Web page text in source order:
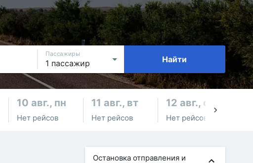
Пассажиры
Найти
10 авг., пн
Нет рейсов
11 авг., вт
Нет рейсов
12 авг., ср
Нет рейсов
Остановка отправления и